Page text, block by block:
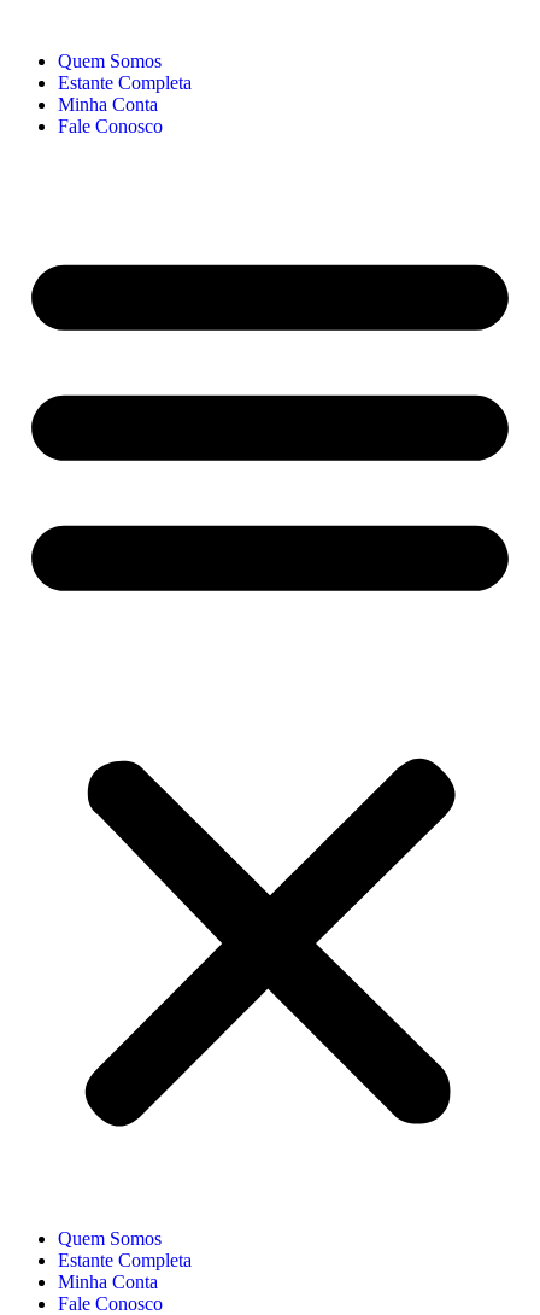
Quem Somos
Estante Completa
Minha Conta
Fale Conosco
Quem Somos
Estante Completa
Minha Conta
Fale Conosco